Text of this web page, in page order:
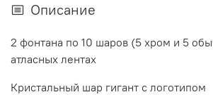
Описание
2 фонтана по 10 шаров (5 хром и 5
атласных лентах
Кристальный шар гигант с логотипом